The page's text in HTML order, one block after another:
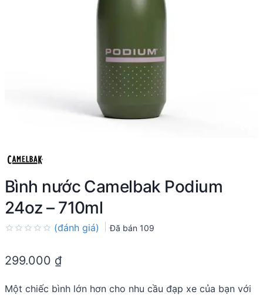
Bình nước Camelbak Podium
24oz – 710ml
out
(đánh giá) Đã bán 109
299.000 ₫
Một chiếc bình lớn hơn cho nhu cầu đạp xe của bạn với